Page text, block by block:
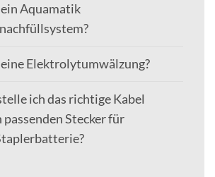
Aquamatik
Elektrolytumwälzung?
ich das richtige Kabel
passenden Stecker für